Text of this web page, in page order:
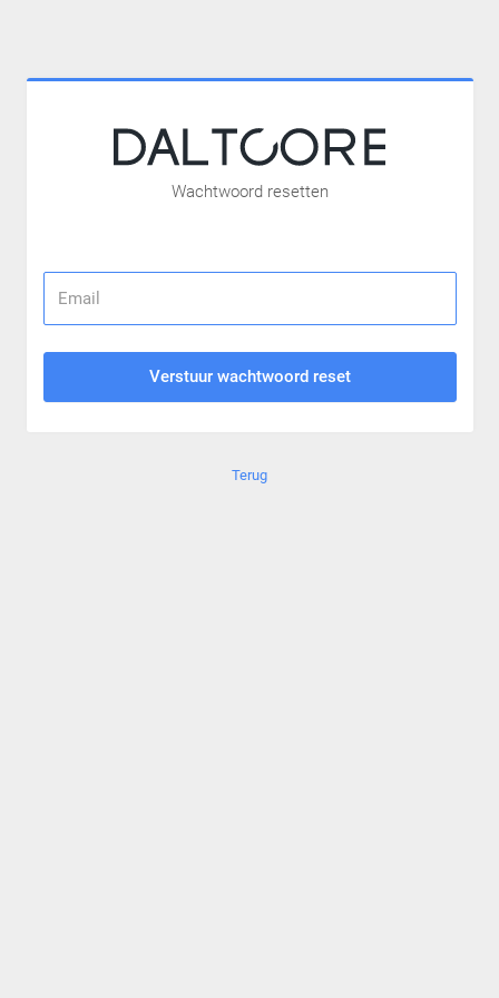
Wachtwoord resetten
Verstuur wachtwoord reset
Terug